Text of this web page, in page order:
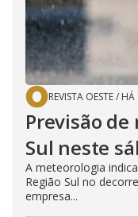
REVISTA OESTE/ HÁ
Previsão
Sul neste
A meteorologia
Região Sul no
empresa...